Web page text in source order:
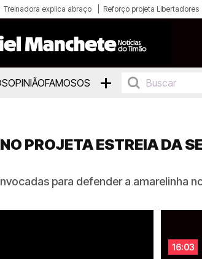
Treinadora explica abraço Reforço projeta Libertadores
OPINIÃOFAMOSOS +
PROJETA ESTREIA DA
para defender a amarelinha
16:03